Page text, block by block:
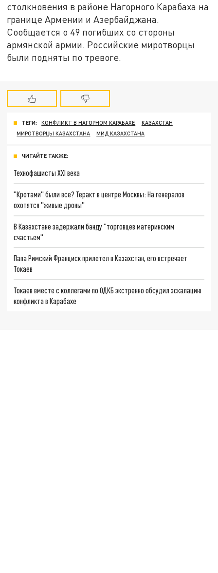
столкновения в районе Нагорного Карабаха на
границе Армении и Азербайджана.
Сообщается о 49 погибших со стороны
армянской армии. Российские миротворцы
были подняты по тревоге.
ТЕГИ: КОНФЛИКТ В НАГОРНОМ КАРАБАХЕ
КАЗАХСТАН
МИРОТВОРЦЫ КАЗАХСТАНА
МИД КАЗАХСТАНА
ЧИТАЙТЕ ТАКЖЕ:
Технофашисты XXI века
"Кротами" были все? Теракт в центре Москвы: На генералов
охотятся "живые дроны"
В Казахстане задержали банду "торговцев материнским
счастьем"
Папа Римский Франциск прилетел в Казахстан, его встречает
Токаев
Токаев вместе с коллегами по ОДКБ экстренно обсудил эскалацию
конфликта в Карабахе